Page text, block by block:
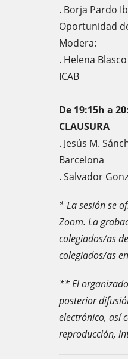
. Borja Pardo
Oportunidad
Modera:
. Helena
ICAB
De 19:15h a
CLAUSURA
. Jesús M.
Barcelona
. Salvador
* La sesión se
Zoom. La
colegiados/as
colegiados/as
** El
posterior
electrónico, así
reproducción,